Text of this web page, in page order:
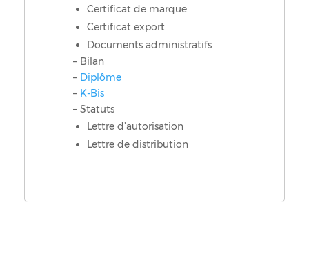
Certificat de marque
Certificat export
Documents administratifs
– Bilan
– Diplôme
– K-Bis
– Statuts
Lettre d’autorisation
Lettre de distribution